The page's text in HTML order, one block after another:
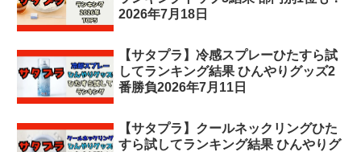
2026年7月18日
【サタプラ】冷感スプレーひたすら試
してランキング結果 ひんやりグッズ2
番勝負2026年7月11日
【サタプラ】クールネックリングひた
すら試してランキング結果 ひんやりグ